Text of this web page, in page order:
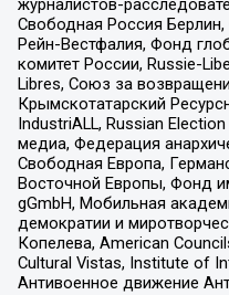
журналистов-
Свободная Россия
Рейн-Вестфалия, Фонд
комитет России, Russie-
Libres, Союз за
Крымскотатарский
IndustriALL, Russian
медиа, Федерация
Свободная Европа,
Восточной Европы, Фонд
gGmbH, Мобильная
демократии и
Копелева, American
Cultural Vistas, Institute of
Антивоенное движение